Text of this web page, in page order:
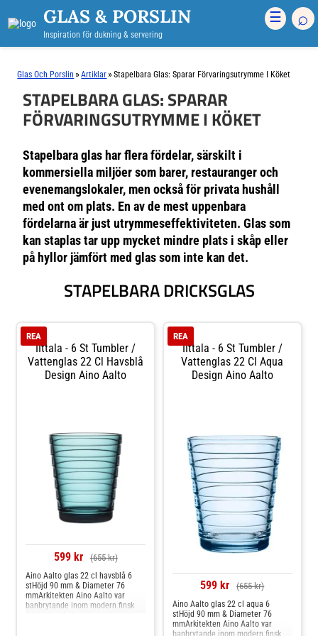
GLAS & PORSLIN
Inspiration för dukning & servering
☰ ⌕
Glas Och Porslin »Artiklar »Stapelbara Glas: Sparar Förvaringsutrymme I Köket
STAPELBARA GLAS: SPARAR
FÖRVARINGSUTRYMME I KÖKET
Stapelbara glas har flera fördelar, särskilt i
kommersiella miljöer som barer, restauranger och
evenemangslokaler, men också för privata hushåll
med ont om plats. En av de mest uppenbara
fördelarna är just utrymmeseffektiviteten. Glas som
kan staplas tar upp mycket mindre plats i skåp eller
på hyllor jämfört med glas som inte kan det.
STAPELBARA DRICKSGLAS
IIttala - 6 St Tumbler /
Vattenglas 22 Cl Havsblå
Design Aino Aalto
REA
599 kr (655 kr)
Aino Aalto glas 22 cl havsblå 6
stHöjd 90 mm & Diameter 76
mmArkitekten Aino Aalto var
banbrytande inom modern finsk
IIttala - 6 St Tumbler /
Vattenglas 22 Cl Aqua
Design Aino Aalto
REA
599 kr (655 kr)
Aino Aalto glas 22 cl aqua 6
stHöjd 90 mm & Diameter 76
mmArkitekten Aino Aalto var
banbrytande inom modern finsk